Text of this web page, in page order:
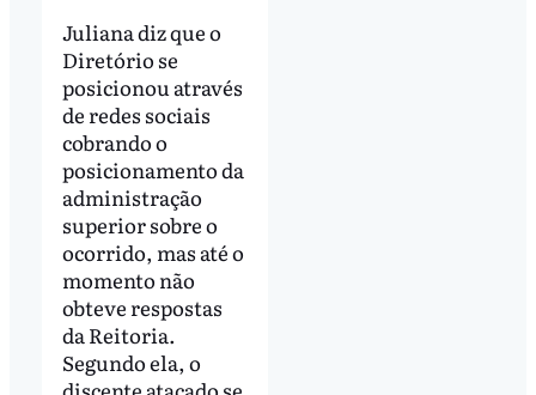
Juliana diz que o
Diretório se
posicionou através
de redes sociais
cobrando o
posicionamento da
administração
superior sobre o
ocorrido, mas até o
momento não
obteve respostas
da Reitoria.
Segundo ela, o